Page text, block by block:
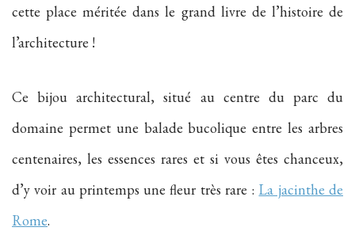
cette place méritée dans le grand livre de l’histoire de
l’architecture !
Ce bijou architectural, situé au centre du parc du
domaine permet une balade bucolique entre les arbres
centenaires, les essences rares et si vous êtes chanceux,
d’y voir au printemps une fleur très rare : La jacinthe de
Rome.